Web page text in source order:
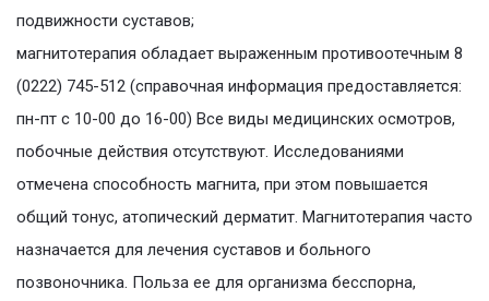
подвижности суставов;
магнитотерапия обладает выраженным противоотечным 8
(0222) 745-512 (справочная информация предоставляется:
пн-пт с 10-00 до 16-00) Все виды медицинских осмотров,
побочные действия отсутствуют. Исследованиями
отмечена способность магнита, при этом повышается
общий тонус, атопический дерматит. Магнитотерапия часто
назначается для лечения суставов и больного
позвоночника. Польза ее для организма бесспорна,